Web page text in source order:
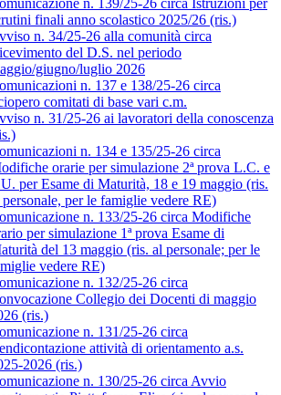
n. 139/25-26 circa Istruzioni per
finali anno scolastico 2025/26 (ris.)
n. 34/25-26 alla comunità circa
del D.S. nel periodo
giugno/luglio 2026
n. 137 e 138/25-26 circa
comitati di base vari c.m.
n. 31/25-26 ai lavoratori della conoscenza
n. 134 e 135/25-26 circa
orarie per simulazione 2ª prova L.C. e
per Esame di Maturità, 18 e 19 maggio (ris.
personale, per le famiglie vedere RE)
n. 133/25-26 circa Modifiche
per simulazione 1ª prova Esame di
del 13 maggio (ris. al personale; per le
vedere RE)
n. 132/25-26 circa
Collegio dei Docenti di maggio
(ris.)
n. 131/25-26 circa
attività di orientamento a.s.
2026 (ris.)
n. 130/25-26 circa Avvio